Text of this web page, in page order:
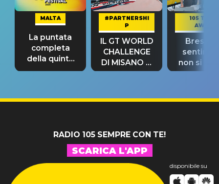
MALTA
La puntata
completa
della quinta
tappa
#PARTNERSHI
P
IL GT WORLD
CHALLENGE
DI MISANO si
riconferma
105 TAKE
AWAY
Bresh:
non si
fino alla
RADIO 105 SEMPRE CON TE!
SCARICA L'APP
disponibile su